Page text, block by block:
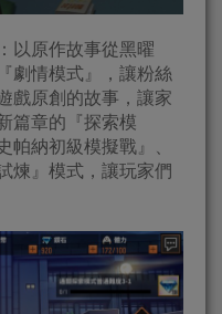
以原作故事從黑曜
劇情模式』，讓粉絲
戲原創的故事，讓家
篇章的『探索模
帕納初級模擬戰』、
煉』模式，讓玩家們